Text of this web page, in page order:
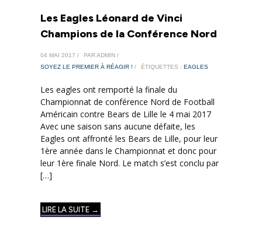
Les Eagles Léonard de Vinci
Champions de la Conférence Nord
04 MAI 2017 /
PAR ADMIN /
SOYEZ LE PREMIER À RÉAGIR ! / ÉTIQUETTES : EAGLES
Les eagles ont remporté la finale du
Championnat de conférence Nord de Football
Américain contre Bears de Lille le 4 mai 2017
Avec une saison sans aucune défaite, les
Eagles ont affronté les Bears de Lille, pour leur
1ère année dans le Championnat et donc pour
leur 1ère finale Nord. Le match s’est conclu par
[…]
LIRE LA SUITE →